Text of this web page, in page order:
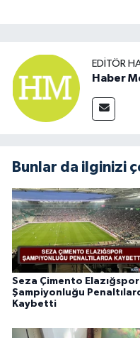
EDITÖR
Haber
Bunlar da ilginizi
Seza Çimento Elazığspor
Şampiyonluğu
Kaybetti